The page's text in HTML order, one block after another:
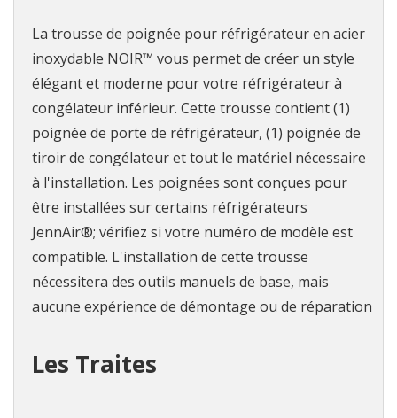
La trousse de poignée pour réfrigérateur en acier
inoxydable NOIR™ vous permet de créer un style
élégant et moderne pour votre réfrigérateur à
congélateur inférieur. Cette trousse contient (1)
poignée de porte de réfrigérateur, (1) poignée de
tiroir de congélateur et tout le matériel nécessaire
à l'installation. Les poignées sont conçues pour
être installées sur certains réfrigérateurs
JennAir®; vérifiez si votre numéro de modèle est
compatible. L'installation de cette trousse
nécessitera des outils manuels de base, mais
aucune expérience de démontage ou de réparation
Les Traites